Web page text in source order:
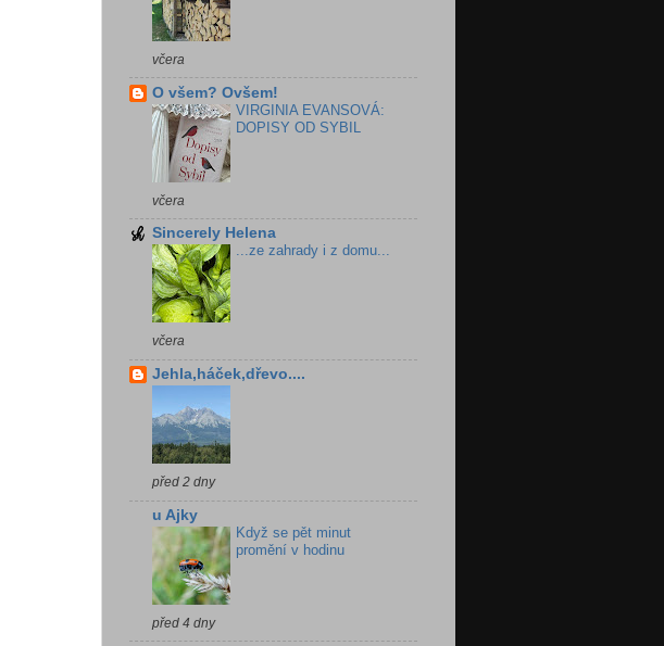
včera
O všem? Ovšem!
VIRGINIA EVANSOVÁ:
DOPISY OD SYBIL
včera
Sincerely Helena
...ze zahrady i z domu...
včera
Jehla,háček,dřevo....
před 2 dny
u Ajky
Když se pět minut
promění v hodinu
před 4 dny